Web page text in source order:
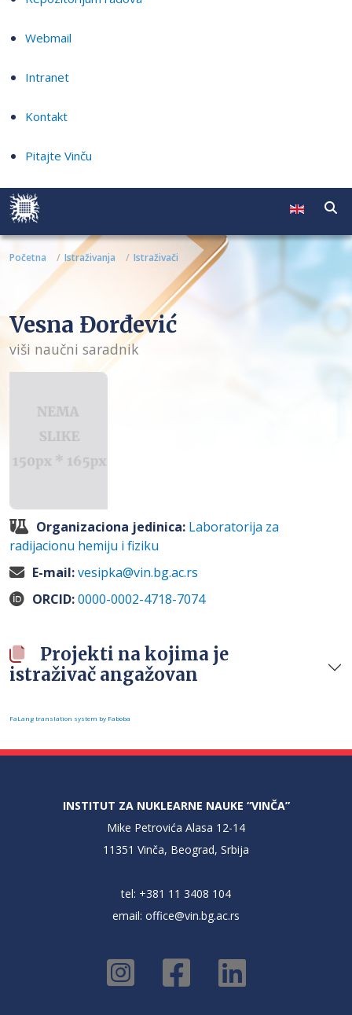
Webmail
Intranet
Kontakt
Pitajte Vinču
Početna Istraživanja Istraživači
Vesna Đorđević
viši naučni saradnik
Organizaciona jedinica: Laboratorija za
radijacionu hemiju i fiziku
E-mail:vesipka@vin.bg.ac.rs
ORCID:0000-0002-4718-7074
Projekti na kojima je
istraživač angažovan
FaLang translation system by Faboba
INSTITUT ZA NUKLEARNE NAUKE “VINČA”
Mike Petrovića Alasa 12-14
11351 Vinča, Beograd, Srbija
tel: +381 11 3408 104
email: office@vin.bg.ac.rs